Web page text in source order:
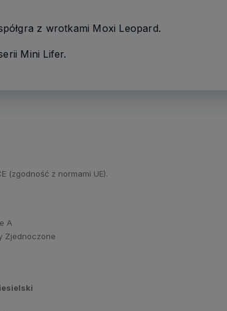
z wrotkami Moxi Leopard.
Mini Lifer.
(zgodność z normami UE).
A
Zjednoczone